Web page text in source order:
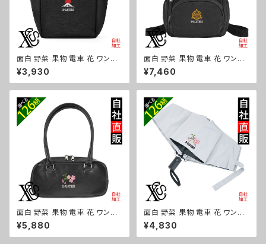
面白 野菜 果物 電車 花 ワンポ
イント 刺繍保冷保温 ランチバッ
グ 買い物バッグ トートバッグ レ
ディース メンズ おしゃれ 雑貨
ンゴ ラーメン 餃子 鳥獣戯画 富
士山 パチンコ ori-a-bg179-b
09-s
¥3,930
面白 野菜 果物 電車 花 ワンポ
イント 刺繍撥水 リュック レディ
ース 大容量 8ポケット ナイロン
軽量 軽い おしゃれ 雑貨 グッズ
ーメン 餃子 鳥獣戯画 富士山 パ
チンコ ori-a-bg178-b09-s
¥7,460
面白 野菜 果物 電車 花 ワンポ
イント 刺繍上品なシボ感 横長
ショルダーバッグ レディース ミ
ニボストン 軽量 雑貨 グッズ 自
¥5,880
面白 野菜 果物 電車 花 ワンポ
イント 刺繍【形状記憶+自動開
閉】 折りたたみ傘 レディース メ
ンズ 55cm 晴雨兼用 UVカット
¥4,830